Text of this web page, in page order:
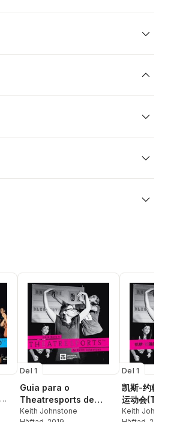
Del 1
Guia para o
Theatresports de
Keith Johnstone
Keith Johnstone
Del 1
凯斯-约翰斯通
运动会(TM)指
Guide to Keith
Keith Johnstone